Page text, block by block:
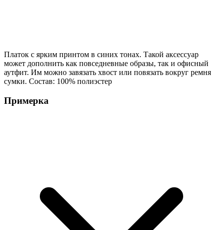
Платок с ярким принтом в синих тонах. Такой аксессуар
может дополнить как повседневные образы, так и офисный
аутфит. Им можно завязать хвост или повязать вокруг ремня
сумки. Состав: 100% полиэстер
Примерка